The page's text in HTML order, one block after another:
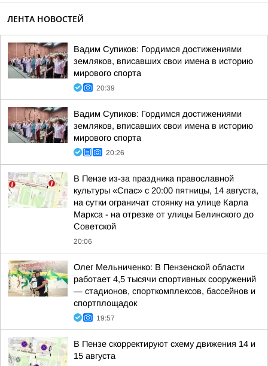
ЛЕНТА НОВОСТЕЙ
Вадим Супиков: Гордимся достижениями
земляков, вписавших свои имена в историю
мирового спорта
20:39
Вадим Супиков: Гордимся достижениями
земляков, вписавших свои имена в историю
мирового спорта
20:26
В Пензе из-за праздника православной
культуры «Спас» с 20:00 пятницы, 14 августа,
на сутки ограничат стоянку на улице Карла
Маркса - на отрезке от улицы Белинского до
Советской
20:06
Олег Мельниченко: В Пензенской области
работает 4,5 тысячи спортивных сооружений
— стадионов, спорткомплексов, бассейнов и
спортплощадок
19:57
В Пензе скорректируют схему движения 14 и
15 августа